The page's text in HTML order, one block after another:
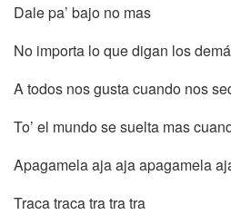
Dale pa’ bajo no mas
No importa lo que digan los
A todos nos gusta cuando nos
To’ el mundo se suelta mas
Apagamela aja aja apagamela
Traca traca tra tra tra